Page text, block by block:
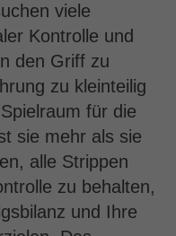
viele
Kontrolle und
den Griff zu
zu kleinteilig
für die
sie mehr als sie
alle Strippen
zu behalten,
und Ihre